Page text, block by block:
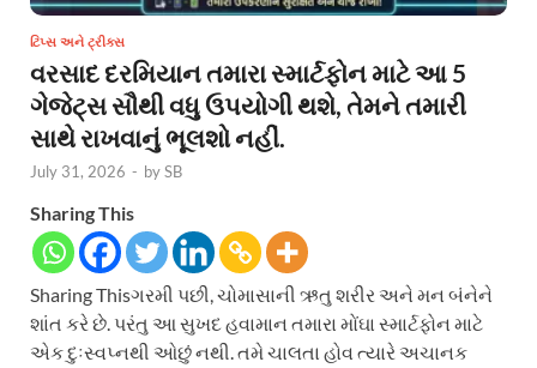
ટિપ્સ અને ટ્રીક્સ
વરસાદ દરમિયાન તમારા સ્માર્ટફોન માટે આ 5
ગેજેટ્સ સૌથી વધુ ઉપયોગી થશે, તેમને તમારી
સાથે રાખવાનું ભૂલશો નહીં.
July 31, 2026 - bySB
Sharing This
Sharing Thisગરમી પછી, ચોમાસાની ઋતુ શરીર અને મન બંનેને
શાંત કરે છે. પરંતુ આ સુખદ હવામાન તમારા મોંઘા સ્માર્ટફોન માટે
એક દુઃસ્વપ્નથી ઓછું નથી. તમે ચાલતા હોવ ત્યારે અચાનક